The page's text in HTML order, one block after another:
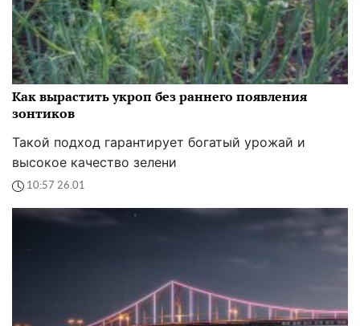
Как вырастить укроп без раннего появления
зонтиков
Такой подход гарантирует богатый урожай и
высокое качество зелени
10:57 26.01